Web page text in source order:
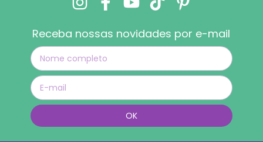
Receba nossas novidades por e-mail